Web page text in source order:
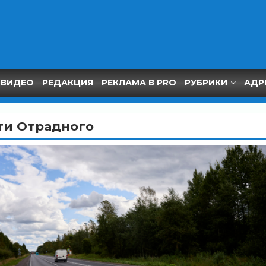
ВИДЕО РЕДАКЦИЯ РЕКЛАМА В PRO РУБРИКИ
Отрадного